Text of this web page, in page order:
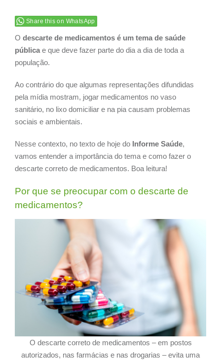
Share this on WhatsApp
O descarte de medicamentos é um tema de saúde
pública e que deve fazer parte do dia a dia de toda a
população.
Ao contrário do que algumas representações difundidas
pela mídia mostram, jogar medicamentos no vaso
sanitário, no lixo domiciliar e na pia causam problemas
sociais e ambientais.
Nesse contexto, no texto de hoje do Informe Saúde,
vamos entender a importância do tema e como fazer o
descarte correto de medicamentos. Boa leitura!
Por que se preocupar com o descarte de
medicamentos?
O descarte correto de medicamentos – em postos
autorizados, nas farmácias e nas drogarias – evita uma